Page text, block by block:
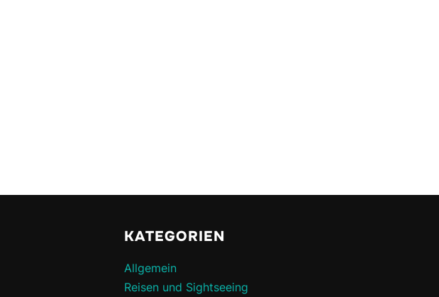
KATEGORIEN
Allgemein
Reisen und Sightseeing